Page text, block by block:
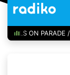
ON PARADE /